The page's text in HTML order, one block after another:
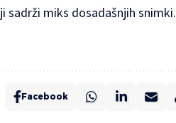
sadrži miks dosadašnjih snimki.
Facebook